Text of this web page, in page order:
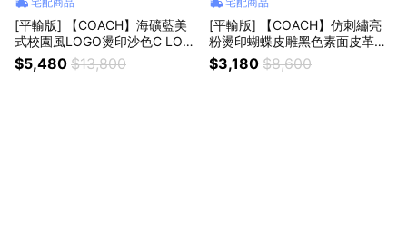
[平輸版] 【COACH】海礦藍美
式校園風LOGO燙印沙色C LOG
O PVC手掛拉鍊長夾 真品平輸
$5,480 $13,800
[平輸版] 【COACH】仿刺繡亮
粉燙印蝴蝶皮雕黑色素面皮革金
字牌摺口釦式雙摺中夾 真品平輸
$3,180 $8,600